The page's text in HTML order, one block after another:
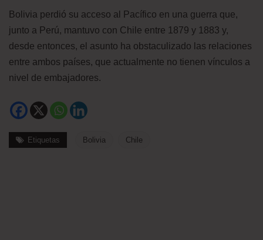
Bolivia perdió su acceso al Pacífico en una guerra que,
junto a Perú, mantuvo con Chile entre 1879 y 1883 y,
desde entonces, el asunto ha obstaculizado las relaciones
entre ambos países, que actualmente no tienen vínculos a
nivel de embajadores.
Etiquetas Bolivia Chile